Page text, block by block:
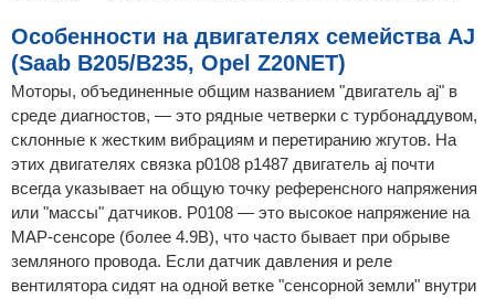
Особенности на двигателях семейства AJ
(Saab B205/B235, Opel Z20NET)
Моторы, объединенные общим названием "двигатель aj" в
среде диагностов, — это рядные четверки с турбонаддувом,
склонные к жестким вибрациям и перетиранию жгутов. На
этих двигателях связка p0108 p1487 двигатель aj почти
всегда указывает на общую точку референсного напряжения
или "массы" датчиков. P0108 — это высокое напряжение на
MAP-сенсоре (более 4.9В), что часто бывает при обрыве
земляного провода. Если датчик давления и реле
вентилятора сидят на одной ветке "сенсорной земли" внутри